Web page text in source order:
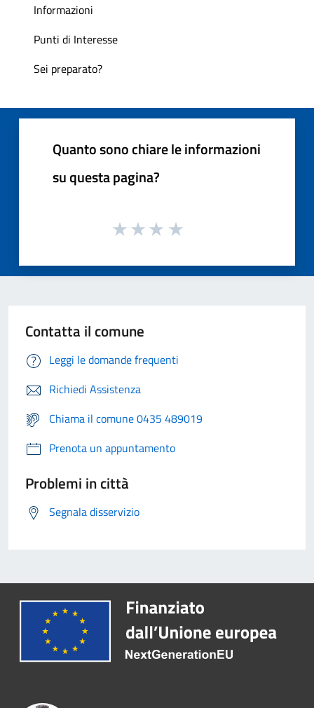
Informazioni
Punti di Interesse
Sei preparato?
Quanto sono chiare le informazioni
su questa pagina?
Contatta il comune
Leggi le domande frequenti
Richiedi Assistenza
Chiama il comune 0435 489019
Prenota un appuntamento
Problemi in città
Segnala disservizio